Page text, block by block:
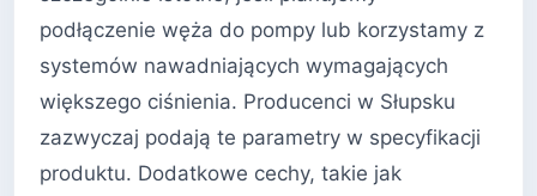
podłączenie węża do pompy lub korzystamy z
systemów nawadniających wymagających
większego ciśnienia. Producenci w Słupsku
zazwyczaj podają te parametry w specyfikacji
produktu. Dodatkowe cechy, takie jak